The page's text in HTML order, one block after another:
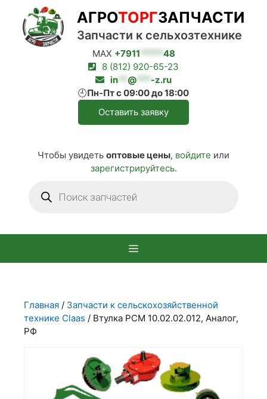
Перейти
содержимому
MAX +7911 ***** 48
8 (812) 920-65-23
in
@ *** -z.ru
🕘Пн-Пт с 09:00 до 18:00
Оставить заявку
Чтобы увидеть оптовые цены, войдите или
зарегистрируйтесь.
товаров
АГРОТОРГЗАПЧАСТИ
Запчасти к сельхозтехнике
Главная / Запчасти к сельскохозяйственной
технике Claas / Втулка РСМ 10.02.02.012, Аналог,
РФ